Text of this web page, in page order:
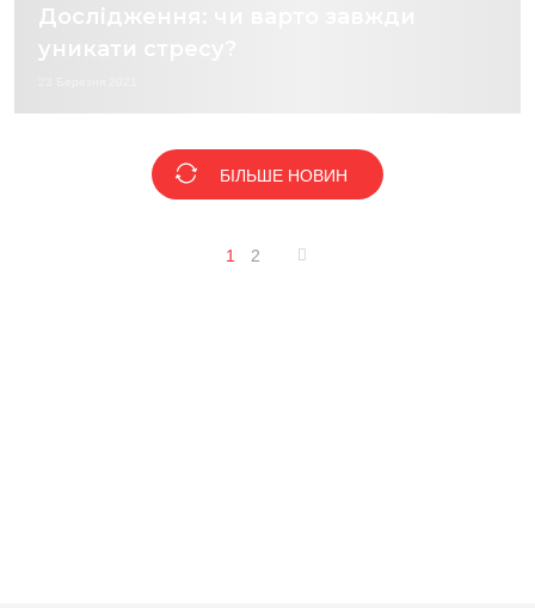
Дослідження: чи варто завжди
уникати стресу?
БІЛЬШЕ НОВИН
1 2